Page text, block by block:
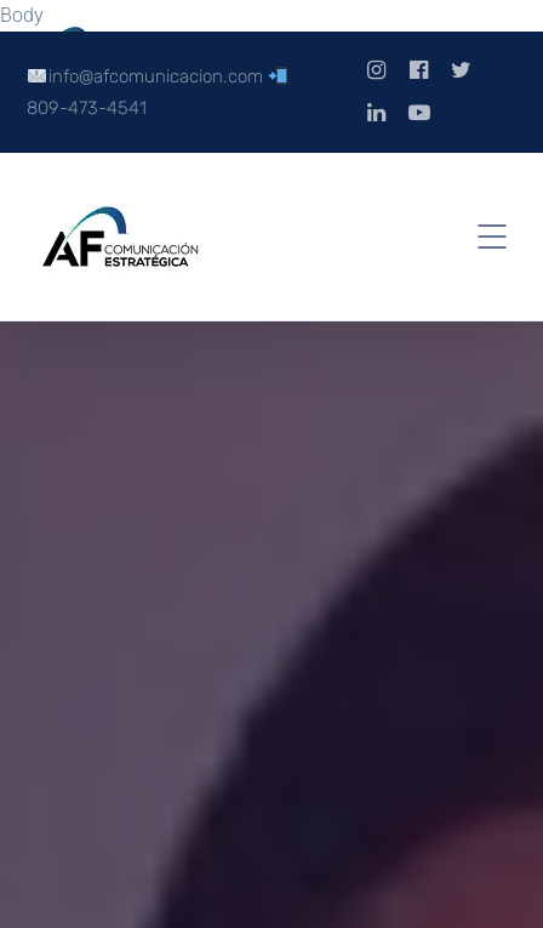
Body
info@afcomunicacion.com
809-473-4541